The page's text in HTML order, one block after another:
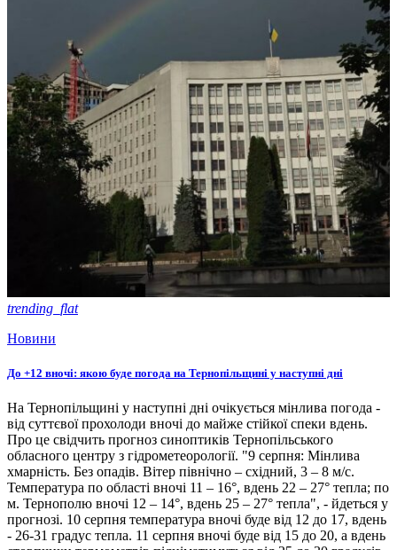
trending_flat
Новини
До +12 вночі: якою буде погода на Тернопільщині у наступні дні
На Тернопільщині у наступні дні очікується мінлива погода -
від суттєвої прохолоди вночі до майже стійкої спеки вдень.
Про це свідчить прогноз синоптиків Тернопільського
обласного центру з гідрометеорології. "9 серпня: Мінлива
хмарність. Без опадів. Вітер північно – східний, 3 – 8 м/с.
Температура по області вночі 11 – 16°, вдень 22 – 27° тепла; по
м. Тернополю вночі 12 – 14°, вдень 25 – 27° тепла", - йдеться у
прогнозі. 10 серпня температура вночі буде від 12 до 17, вдень
- 26-31 градус тепла. 11 серпня вночі буде від 15 до 20, а вдень